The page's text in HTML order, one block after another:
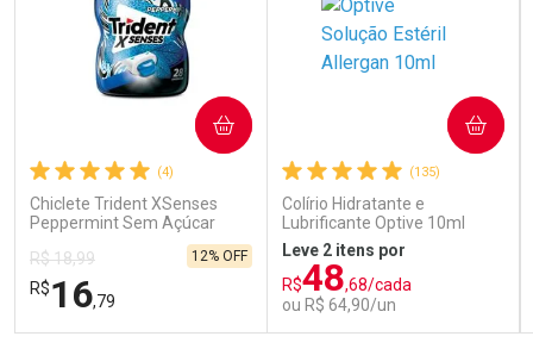
Ativar Desconto
Comprar sem Desconto
Por R$ 29,30/cada
Comprar sem Desconto
Por R$ 29,30/cada
(4)
Chiclete Trident XSenses
Peppermint Sem Açúcar
R$ 18,99
R$16,79
12% OFF
COMPRAR
(135)
Colírio Hidratante e
Lubrificante Optive 10ml
Leve 2 itens por
R$48,68/cada
ou R$ 64,90/un
COMPRAR